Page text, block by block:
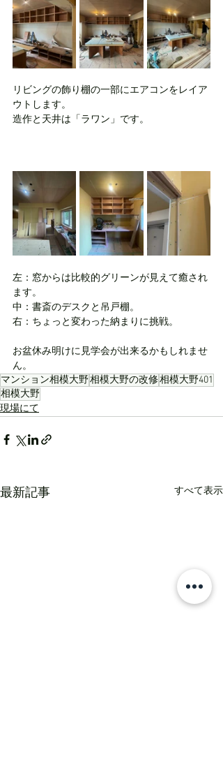
リビングの飾り棚の一部にエアコンをレイア
ウトします。
造作と天井は「ラワン」です。
左：窓からは比較的グリーンが見えて癒され
ます。
中：書斎のデスクと吊戸棚。
右：ちょっと変わった納まりに挑戦。
お盆休み明けに見学会が出来るかもしれませ
ん。
マンション相模大野相模大野の改修相模大野401
相模大野
現場にて
最新記事 すべて表示